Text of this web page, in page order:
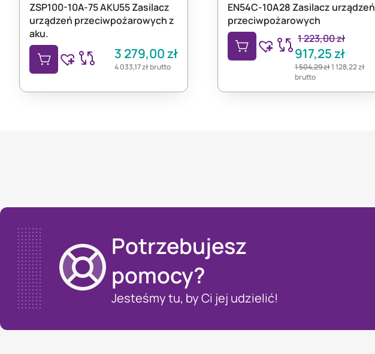
ZSP100-10A-75 AKU55 Zasilacz
urządzeń przeciwpożarowych z
aku.
3 279,00zł
4 033,17złbrutto
EN54C-10A28 Zasilacz urządzeń
przeciwpożarowych
1 223,00zł
917,25zł
1 504,29zł1 128,22zł
brutto
Potrzebujesz
pomocy?
Jesteśmy tu, by Ci jej udzielić!